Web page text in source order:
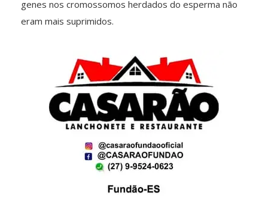
genes nos cromossomos herdados do esperma não
eram mais suprimidos.